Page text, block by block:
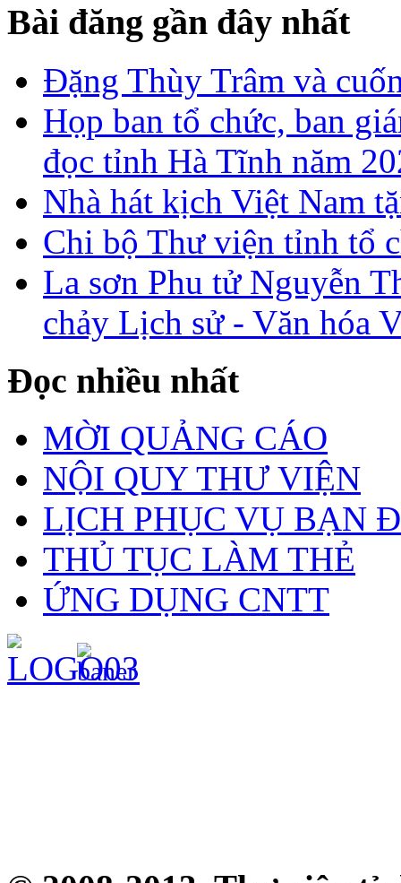
Bài đăng gần đây nhất
Đặng Thùy Trâm và
Họp ban tổ chức, ban
đọc tỉnh Hà Tĩnh năm
Nhà hát kịch Việt Nam
Chi bộ Thư viện tỉnh tổ
La sơn Phu tử Nguyễn
chảy Lịch sử - Văn hóa
Đọc nhiều nhất
MỜI QUẢNG CÁO
NỘI QUY THƯ VIỆN
LỊCH PHỤC VỤ BẠN
THỦ TỤC LÀM THẺ
ỨNG DỤNG CNTT